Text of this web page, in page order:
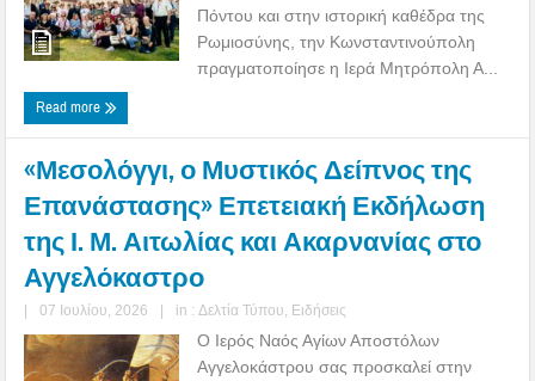
Πόντου και στην ιστορική καθέδρα της
Ρωμιοσύνης, την Κωνσταντινούπολη
πραγματοποίησε η Ιερά Μητρόπολη Α...
Read more
«Μεσολόγγι, ο Μυστικός Δείπνος της
Επανάστασης» Επετειακή Εκδήλωση
της Ι. Μ. Αιτωλίας και Ακαρνανίας στο
Αγγελόκαστρο
| 07 Ιουλίου, 2026 | in : Δελτία Τύπου Ειδήσεις
Ο Ιερός Ναός Αγίων Αποστόλων
Αγγελοκάστρου σας προσκαλεί στην